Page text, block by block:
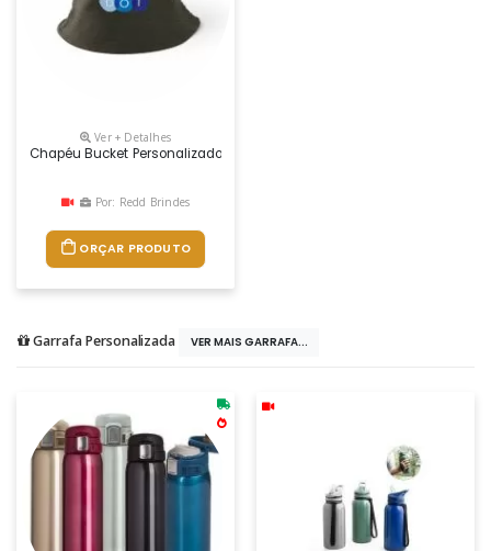
Ver + Detalhes
Chapéu Bucket Personalizado
Por: Redd Brindes
ORÇAR PRODUTO
Garrafa Personalizada VER MAIS GARRAFA...